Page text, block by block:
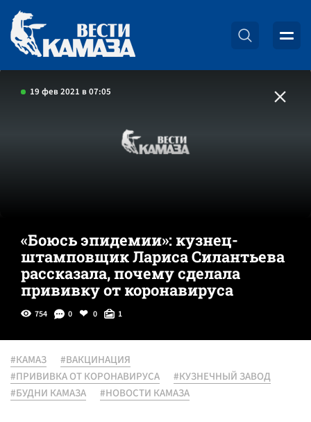
19 фев 2021 в 07:05
«Боюсь эпидемии»: кузнец-
штамповщик Лариса Силантьева
рассказала, почему сделала
прививку от коронавируса
754 0 0 1
#КАМАЗ
#ВАКЦИНАЦИЯ
#ПРИВИВКА ОТ КОРОНАВИРУСА
#КУЗНЕЧНЫЙ ЗАВОД
#БУДНИ КАМАЗА
#НОВОСТИ КАМАЗА